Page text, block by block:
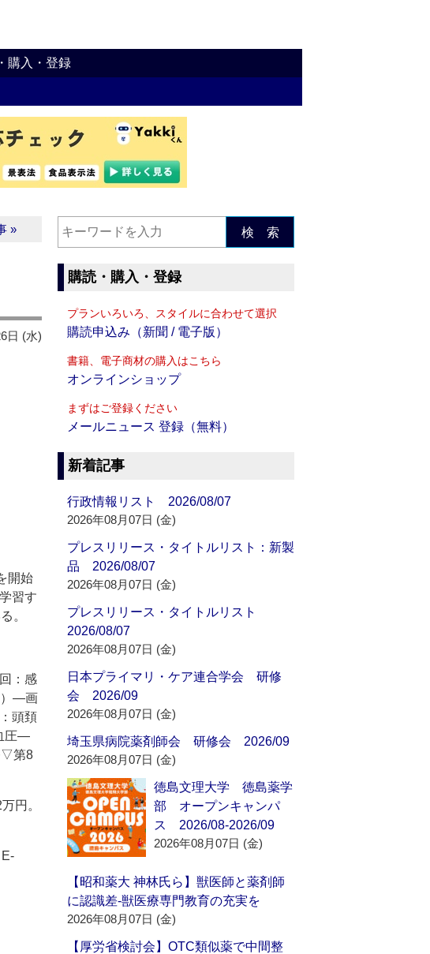
購入・登録
»
日 (水)
開始
習す
。
：感
）―画
頭頚
圧―
▽第8
円。
検 索
購読・購入・登録
プランいろいろ、スタイルに合わせて選択
購読申込み（新聞 / 電子版）
書籍、電子商材の購入はこちら
オンラインショップ
まずはご登録ください
メールニュース 登録（無料）
新着記事
行政情報リスト 2026/08/07
2026年08月07日 (金)
プレスリリース・タイトルリスト：新製
品 2026/08/07
2026年08月07日 (金)
プレスリリース・タイトルリスト
2026/08/07
2026年08月07日 (金)
日本プライマリ・ケア連合学会 研修
会 2026/09
2026年08月07日 (金)
埼玉県病院薬剤師会 研修会 2026/09
2026年08月07日 (金)
徳島文理大学 徳島薬学
部 オープンキャンパ
ス 2026/08-2026/09
2026年08月07日 (金)
【昭和薬大 神林氏ら】獣医師と薬剤師
に認識差‐獣医療専門教育の充実を
2026年08月07日 (金)
【厚労省検討会】OTC類似薬で中間整